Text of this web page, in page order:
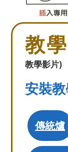
教
教學影片)
安裝教
傳統爐